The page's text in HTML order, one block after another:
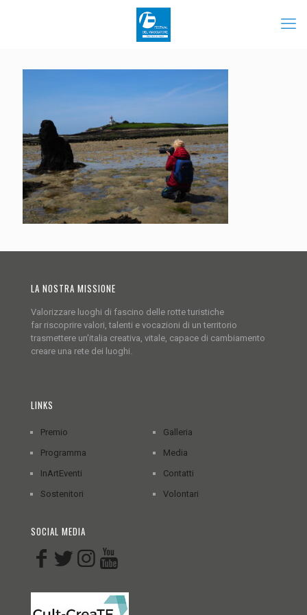
LA NOSTRA MISSIONE
Valorizzare luoghi di fascino delle rotte turistiche
far riscoprire valori, talenti e vocazioni di un territorio
trasmettere un'italia creativa, vitale, capace di cambiamento
creare una rete dei luoghi.
LINKS
Premio
Programma
InArtEventi
Sostenitori
Galleria
Media
Contatti
Volontari
SOCIAL MEDIA